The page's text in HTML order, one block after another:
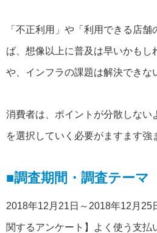
「不正利用」や「利用できる店
ば、想像以上に普及は早いかもし
や、インフラの課題は解決できな
消費者は、ポイントが分散しない
を選択していく必要がますます強
■調査期間・調査テーマ
2018年12月21日～2018年12月25
関するアンケート】よく使う支払